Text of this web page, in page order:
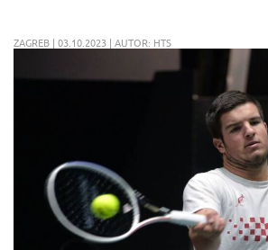
ZAGREB | 03.10.2023 | AUTOR: HTS